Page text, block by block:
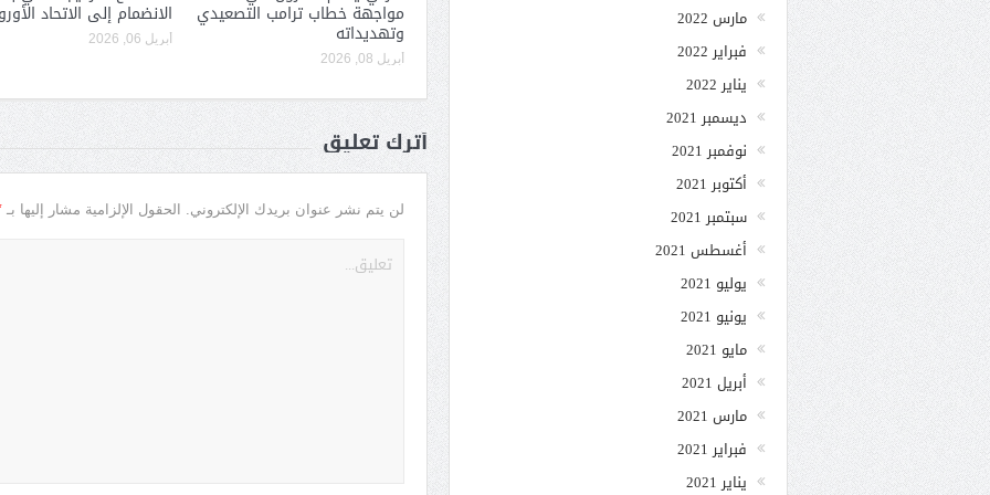
مواجهة خطاب ترامب التصعيدي
وتهديداته
أبريل 08, 2026
الانضمام إلى الاتحاد
أبريل 06, 2026
أترك تعليق
لن يتم نشر عنوان بريدك الإلكتروني. الحقول الإلزامية مشار إليها بـ
مارس 2022
فبراير 2022
يناير 2022
ديسمبر 2021
نوفمبر 2021
أكتوبر 2021
سبتمبر 2021
أغسطس 2021
يوليو 2021
يونيو 2021
مايو 2021
أبريل 2021
مارس 2021
فبراير 2021
يناير 2021